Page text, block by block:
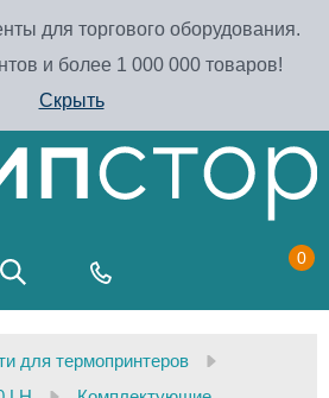
для торгового оборудования.
и более 1 000 000 товаров!
Скрыть
0
для термопринтеров